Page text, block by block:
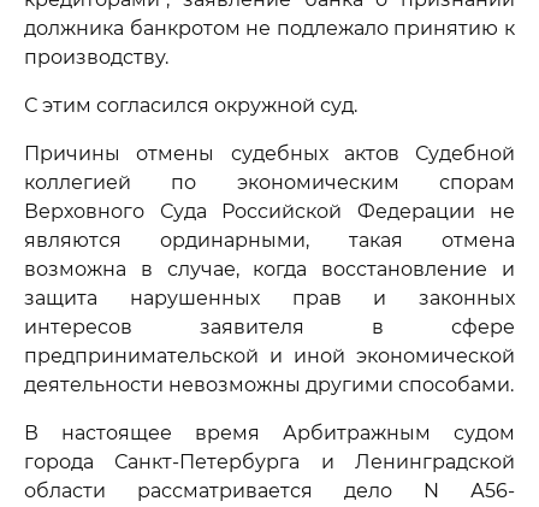
должника банкротом не подлежало принятию к
производству.
С этим согласился окружной суд.
Причины отмены судебных актов Судебной
коллегией по экономическим спорам
Верховного Суда Российской Федерации не
являются ординарными, такая отмена
возможна в случае, когда восстановление и
защита нарушенных прав и законных
интересов заявителя в сфере
предпринимательской и иной экономической
деятельности невозможны другими способами.
В настоящее время Арбитражным судом
города Санкт-Петербурга и Ленинградской
области рассматривается дело N А56-